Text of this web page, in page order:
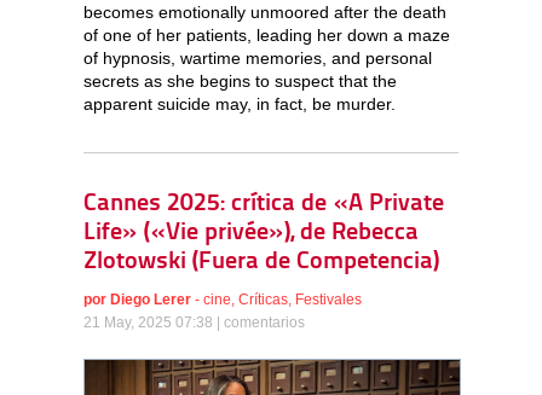
becomes emotionally unmoored after the death
of one of her patients, leading her down a maze
of hypnosis, wartime memories, and personal
secrets as she begins to suspect that the
apparent suicide may, in fact, be murder.
Cannes 2025: crítica de «A Private
Life» («Vie privée»), de Rebecca
Zlotowski (Fuera de Competencia)
por Diego Lerer - cine Críticas Festivales
21 May, 2025 07:38 | comentarios